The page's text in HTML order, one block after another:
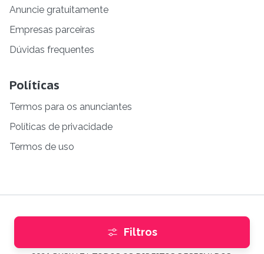
Filtros
Anuncie gratuitamente
Empresas parceiras
Dúvidas frequentes
Políticas
Termos para os anunciantes
Políticas de privacidade
Termos de uso